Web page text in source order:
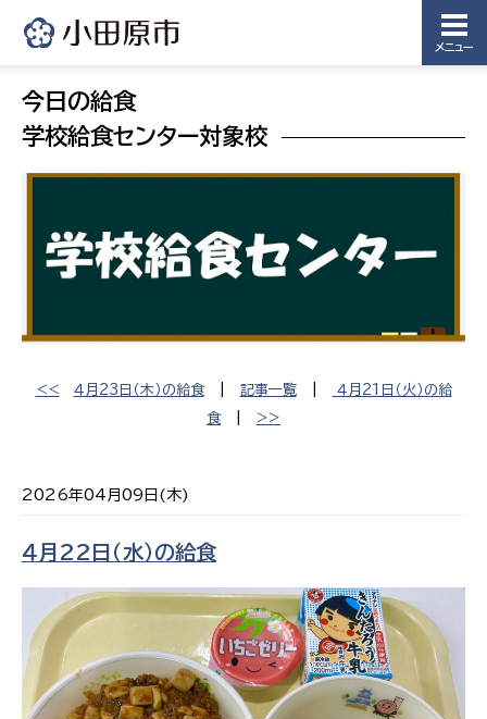
メニュー
今日の給食
学校給食センター対象校
<< ４月23日（木）の給食| 記事一覧|
４月21日（火）の給
食
>>
2026年04月09日(木)
４月22日（水）の給食